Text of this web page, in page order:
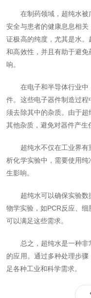
在制药领域，超纯水被
安全与患者的健康息息相
证极高的纯度，尤其是水
和高效性，并且有助于避
响。
在电子和半导体行业中
件。这些电子器件制造过
须去除其中的杂质。由于
其他杂质，避免对器件产生
超纯水不仅在工业界有
析化学实验中，需要使用
生影响。
超纯水可以确保实验数
物学实验，如PCR反应、
可以满足这些需求。
总之，超纯水是一种非
的应用。通过多种处理步
足各种工业和科学需求。